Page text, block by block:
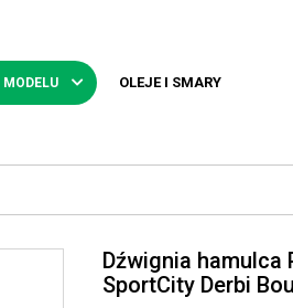
OLEJE I SMARY
Dźwignia hamulca
SportCity Derbi